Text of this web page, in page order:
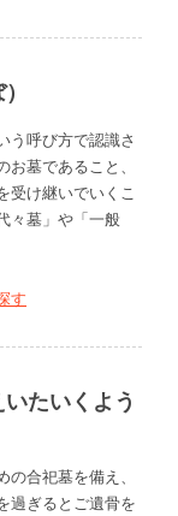
う呼び方で認識さ
墓であること、
受け継いでいくこ
々墓」や「一般
す
たいくよう
合祀墓を備え、
過ぎるとご遺骨を